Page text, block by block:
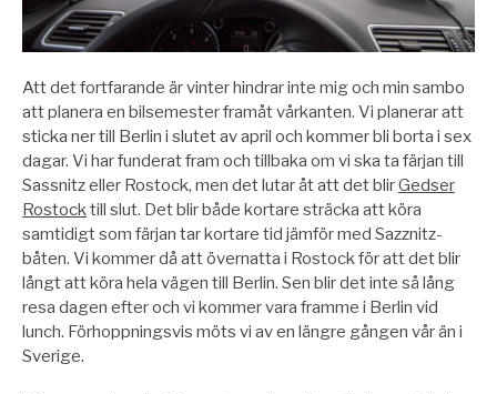
Att det fortfarande är vinter hindrar inte mig och min sambo
att planera en bilsemester framåt vårkanten. Vi planerar att
sticka ner till Berlin i slutet av april och kommer bli borta i sex
dagar. Vi har funderat fram och tillbaka om vi ska ta färjan till
Sassnitz eller Rostock, men det lutar åt att det blirGedser
Rostocktill slut. Det blir både kortare sträcka att köra
samtidigt som färjan tar kortare tid jämför med Sazznitz-
båten. Vi kommer då att övernatta i Rostock för att det blir
långt att köra hela vägen till Berlin. Sen blir det inte så lång
resa dagen efter och vi kommer vara framme i Berlin vid
lunch. Förhoppningsvis möts vi av en längre gången vår än i
Sverige.